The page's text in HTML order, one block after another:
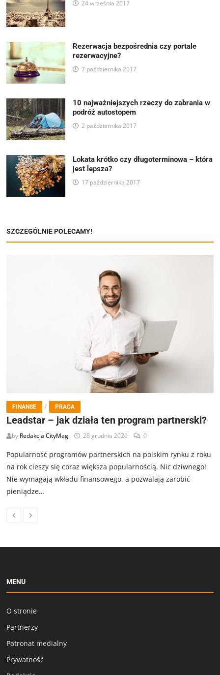
24 września 2017
Rezerwacja bezpośrednia czy portale
rezerwacyjne?
7 października 2017
10 najważniejszych rzeczy do zabrania w
podróż autostopem
2 października 2017
Lokata krótko czy długoterminowa – która
jest lepsza?
17 października 2017
SZCZEGÓLNIE POLECAMY!
FINANSE / PRACA
Leadstar – jak działa ten program partnerski?
by Redakcja CityMag 28 grudnia 2020 0
Popularność programów partnerskich na polskim rynku z roku
na rok cieszy się coraz większa popularnością. Nic dziwnego!
Nie wymagają wkładu finansowego, a pozwalają zarobić
pieniądze…
MENU
O stronie
Partnerzy
Patronat medialny
Prywatność